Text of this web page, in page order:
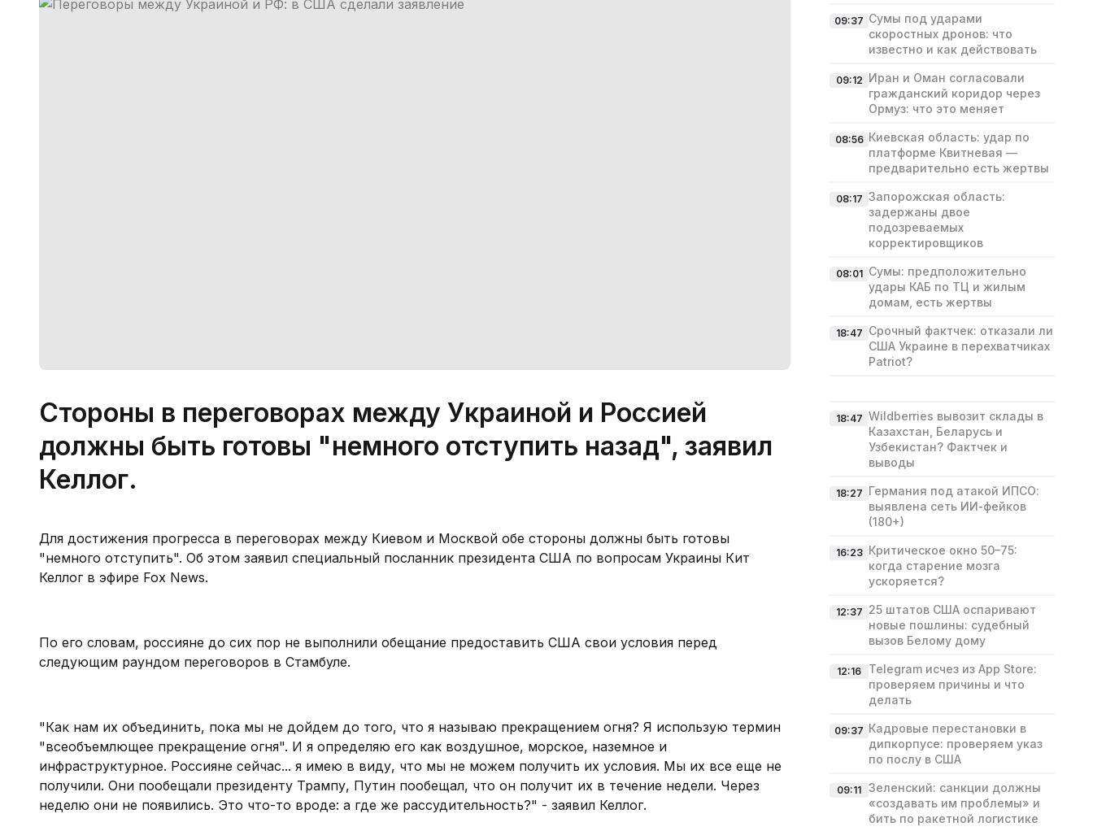
Стороны в переговорах между Украиной и Россией
должны быть готовы "немного отступить назад", заявил
Келлог.
Для достижения прогресса в переговорах между Киевом и Москвой обе стороны должны быть готовы
"немного отступить". Об этом заявил специальный посланник президента США по вопросам Украины Кит
Келлог в эфире Fox News.
По его словам, россияне до сих пор не выполнили обещание предоставить США свои условия перед
следующим раундом переговоров в Стамбуле.
"Как нам их объединить, пока мы не дойдем до того, что я называю прекращением огня? Я использую термин
"всеобъемлющее прекращение огня". И я определяю его как воздушное, морское, наземное и
инфраструктурное. Россияне сейчас... я имею в виду, что мы не можем получить их условия. Мы их все еще не
получили. Они пообещали президенту Трампу, Путин пообещал, что он получит их в течение недели. Через
неделю они не появились. Это что-то вроде: а где же рассудительность?" - заявил Келлог.
09:37 Сумы под ударами
скоростных дронов: что
известно и как действовать
09:12 Иран и Оман согласовали
гражданский коридор через
Ормуз: что это меняет
08:56 Киевская область: удар по
платформе Квитневая —
предварительно есть жертвы
08:17 Запорожская область:
задержаны двое
подозреваемых
корректировщиков
08:01 Сумы: предположительно
удары КАБ по ТЦ и жилым
домам, есть жертвы
18:47 Срочный фактчек: отказали ли
США Украине в перехватчиках
Patriot?
18:47 Wildberries вывозит склады в
Казахстан, Беларусь и
Узбекистан? Фактчек и
выводы
18:27 Германия под атакой ИПСО:
выявлена сеть ИИ‑фейков
(180+)
16:23 Критическое окно 50–75:
когда старение мозга
ускоряется?
12:37 25 штатов США оспаривают
новые пошлины: судебный
вызов Белому дому
12:16
Telegram исчез из App Store:
проверяем причины и что
делать
09:37 Кадровые перестановки в
дипкорпусе: проверяем указ
по послу в США
09:11 Зеленский: санкции должны
«создавать им проблемы» и
бить по ракетной логистике